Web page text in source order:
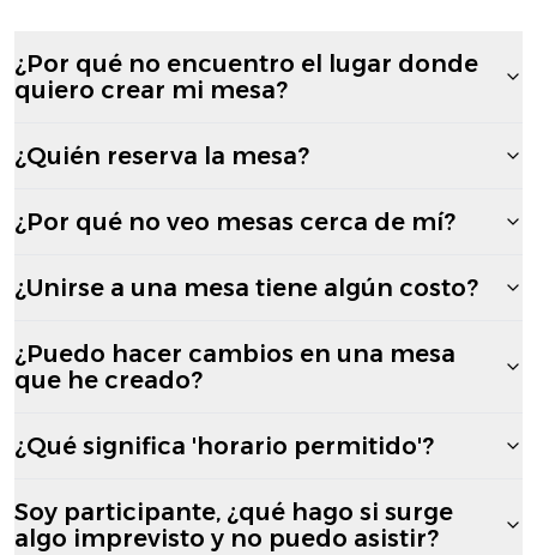
¿Por qué no encuentro el lugar donde
quiero crear mi mesa?
¿Quién reserva la mesa?
¿Por qué no veo mesas cerca de mí?
¿Unirse a una mesa tiene algún costo?
¿Puedo hacer cambios en una mesa
que he creado?
¿Qué significa 'horario permitido'?
Soy participante, ¿qué hago si surge
algo imprevisto y no puedo asistir?